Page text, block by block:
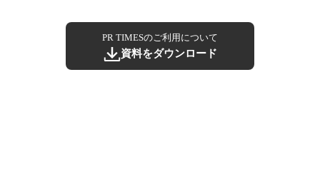
PR TIMESのご利用について
資料をダウンロード